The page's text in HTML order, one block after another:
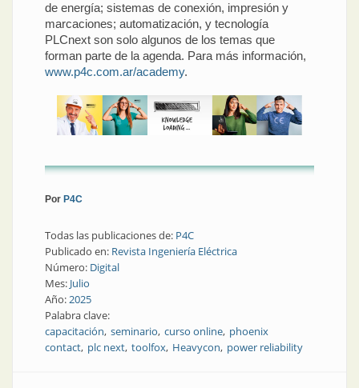
de energía; sistemas de conexión, impresión y
marcaciones; automatización, y tecnología
PLCnext son solo algunos de los temas que
forman parte de la agenda. Para más información,
www.p4c.com.ar/academy.
Por P4C
Todas las publicaciones de: P4C
Publicado en: Revista Ingeniería Eléctrica
Número: Digital
Mes: Julio
Año:2025
Palabra clave:
capacitación seminario curso online phoenix
contact plc next toolfox Heavycon power reliability